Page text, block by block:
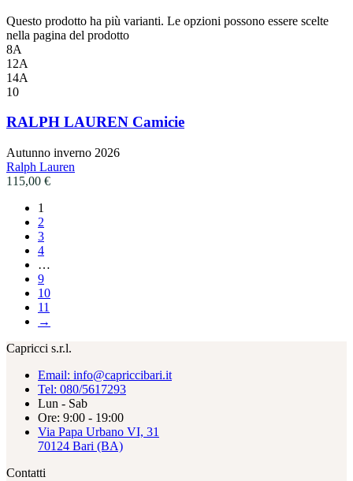
Questo prodotto ha più varianti. Le opzioni possono essere scelte
nella pagina del prodotto
8A
12A
14A
10
RALPH LAUREN Camicie
Autunno inverno 2026
Ralph Lauren
115,00 €
1
2
3
4
…
9
10
11
→
Capricci s.r.l.
Email: info@capriccibari.it
Tel: 080/5617293
Lun - Sab
Ore: 9:00 - 19:00
Via Papa Urbano VI, 31
70124 Bari (BA)
Contatti